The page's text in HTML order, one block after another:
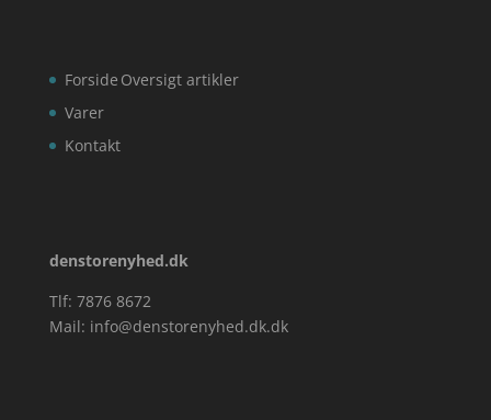
Forside
Varer
Kontakt
Oversigt artikler
denstorenyhed.dk
Tlf: 7876 8672
Mail: info@denstorenyhed.dk.dk